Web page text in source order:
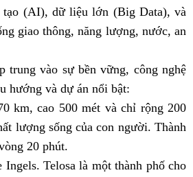
tạo (AI), dữ liệu lớn (Big Data), và
giao thông, năng lượng, nước, an
trung vào sự bền vững, công nghệ
hướng và dự án nổi bật:
km, cao 500 mét và chỉ rộng 200
lượng sống của con người. Thành
20 phút.
Telosa là một thành phố cho